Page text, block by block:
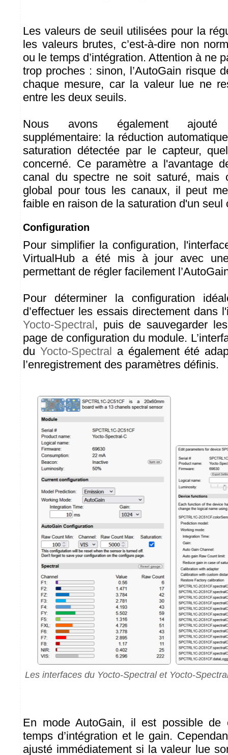
Les valeurs de seuil utilisées pour la
les valeurs brutes, c’est-à-dire non
ou le temps d’intégration. Attention à ne
trop proches : sinon, l’AutoGain risque
chaque mesure, car la valeur lue ne
entre les deux seuils.
Nous avons également ajouté
supplémentaire: la réduction
saturation détectée par le capteur,
concerné. Ce paramètre a l'avantage
canal du spectre ne soit saturé, mais
global pour tous les canaux, il peut
faible en raison de la saturation d'un seul
Configuration
Pour simplifier la configuration,
VirtualHub a été mis à jour avec
permettant de régler facilement
Pour déterminer la configuration
d’effectuer les essais directement dans
Yocto-Spectral, puis de sauvegarder
page de configuration du module.
du Yocto-Spectral a également été
l’enregistrement des paramètres définis.
Les interfaces du Yocto-Spectral et Yocto-
En mode AutoGain, il est possible
temps d’intégration et le gain.
ajusté immédiatement si la valeur lue